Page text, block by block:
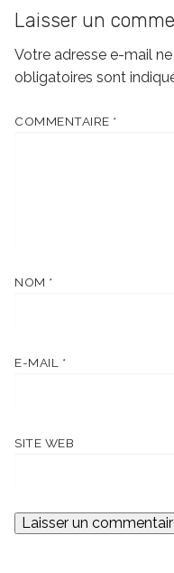
Laisser un
Votre adresse e-mail
obligatoires sont
COMMENTAIRE *
NOM *
E-MAIL *
SITE WEB